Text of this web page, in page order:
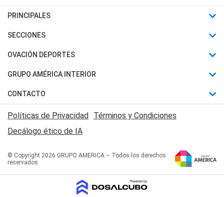
PRINCIPALES
Últimas Noticias
Política
Judiciales
Economia
SECCIONES
Horóscopo
Motores
Trucos caseros
Series y Películas
Edictos y Solicitadas
OVACIÓN DEPORTES
Fútbol
Mundial
Automovilismo
Rugby
Básquet
GRUPO AMÉRICA INTERIOR
Canal 7 en Vivo
San Juan 8
CONTACTO
Acerca de Nosotros
Contactanos
Políticas de Privacidad Términos y Condiciones
Decálogo ético de IA
© Copyright 2026 GRUPO AMERICA – Todos los derechos
reservados